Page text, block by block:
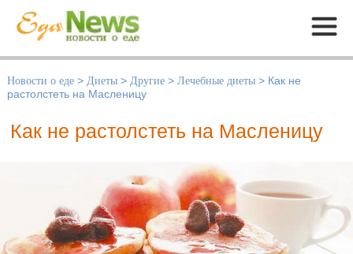
Меню
Новости о еде > Диеты > Другие > Лечебные диеты > Как не
растолстеть на Масленицу
Как не растолстеть на Масленицу